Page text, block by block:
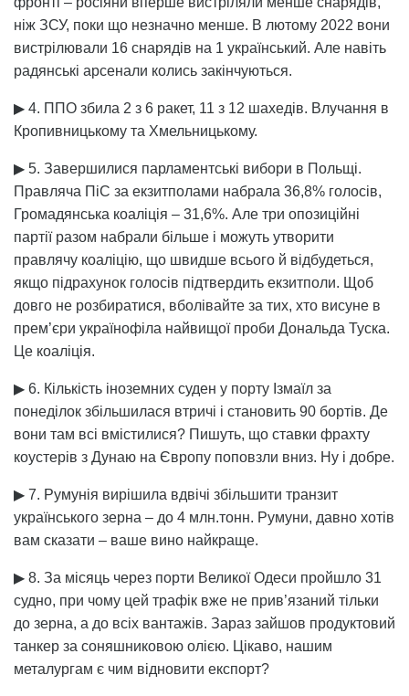
ніж ЗСУ, поки що незначно менше. В лютому 2022 вони
вистрілювали 16 снарядів на 1 український. Але навіть
радянські арсенали колись закінчуються.
▶ 4. ППО збила 2 з 6 ракет, 11 з 12 шахедів. Влучання в
Кропивницькому та Хмельницькому.
▶ 5. Завершилися парламентські вибори в Польщі.
Правляча ПіС за екзитполами набрала 36,8% голосів,
Громадянська коаліція – 31,6%. Але три опозиційні
партії разом набрали більше і можуть утворити
правлячу коаліцію, що швидше всього й відбудеться,
якщо підрахунок голосів підтвердить екзитполи. Щоб
довго не розбиратися, вболівайте за тих, хто висуне в
прем’єри українофіла найвищої проби Дональда Туска.
Це коаліція.
▶ 6. Кількість іноземних суден у порту Ізмаїл за
понеділок збільшилася втричі і становить 90 бортів. Де
вони там всі вмістилися? Пишуть, що ставки фрахту
коустерів з Дунаю на Європу поповзли вниз. Ну і добре.
▶ 7. Румунія вирішила вдвічі збільшити транзит
українського зерна – до 4 млн.тонн. Румуни, давно хотів
вам сказати – ваше вино найкраще.
▶ 8. За місяць через порти Великої Одеси пройшло 31
судно, при чому цей трафік вже не прив’язаний тільки
до зерна, а до всіх вантажів. Зараз зайшов продуктовий
танкер за соняшниковою олією. Цікаво, нашим
металургам є чим відновити експорт?